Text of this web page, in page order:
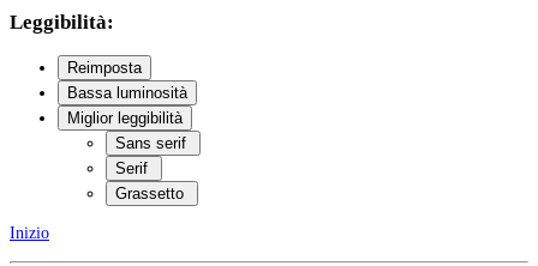
Leggibilità:
Reimposta
Bassa luminosità
Miglior leggibilità
Sans serif
Serif
Grassetto
Inizio